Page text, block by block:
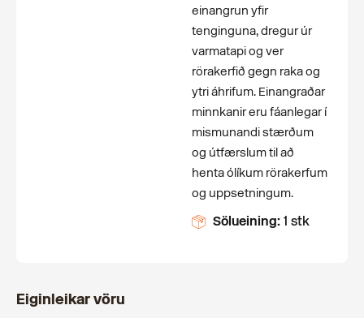
einangrun yfir
tenginguna, dregur úr
varmatapi og ver
rörakerfið gegn raka og
ytri áhrifum. Einangraðar
minnkanir eru fáanlegar í
mismunandi stærðum
og útfærslum til að
henta ólíkum rörakerfum
og uppsetningum.
Sölueining:1 stk
Eiginleikar vöru